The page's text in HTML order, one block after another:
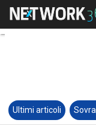
Ultimi articoli